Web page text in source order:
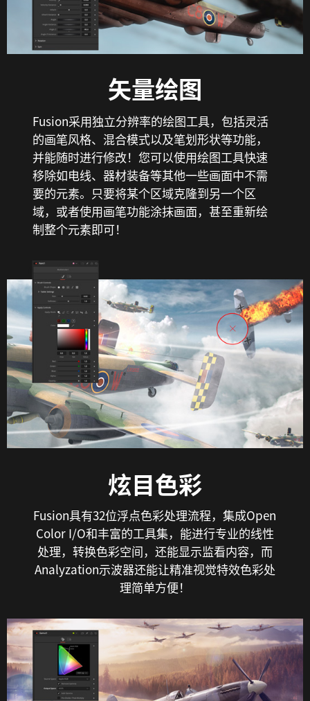
矢量绘图
Fusion采用独立分辨率的绘图工具，包括灵活
的画笔风格、混合模式以及笔划形状等功能，
并能随时进行修改！您可以使用绘图工具快速
移除如电线、器材装备等其他一些画面中不需
要的元素。只要将某个区域克隆到另一个区
域，或者使用画笔功能涂抹画面，甚至重新绘
制整个元素即可！
炫目色彩
Fusion具有32位浮点色彩处理流程，集成Open
Color I/O和丰富的工具集，能进行专业的线性
处理，转换色彩空间，还能显示监看内容，而
Analyzation示波器还能让精准视觉特效色彩处
理简单方便！